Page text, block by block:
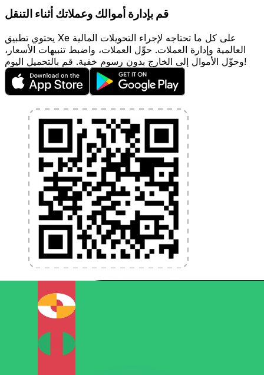
قم بإدارة أموالك وعملاتك أثناء التنقل
يحتوي تطبيق Xe على كل ما تحتاجه لإجراء التحويلات المالية
العالمية وإدارة العملات. حوِّل العملات، واضبط تنبيهات الأسعار،
وحوِّل الأموال إلى الخارج بدون رسوم خفية. قم بالتحميل اليوم!